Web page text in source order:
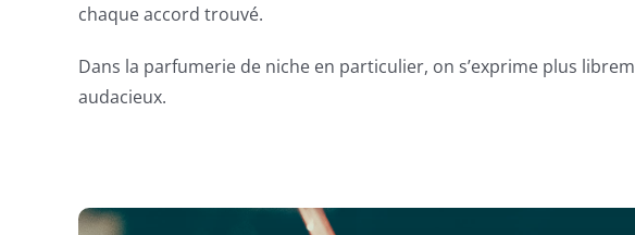
chaque accord trouvé.
Dans la parfumerie de niche en particulier, on s’exprime plus
audacieux.